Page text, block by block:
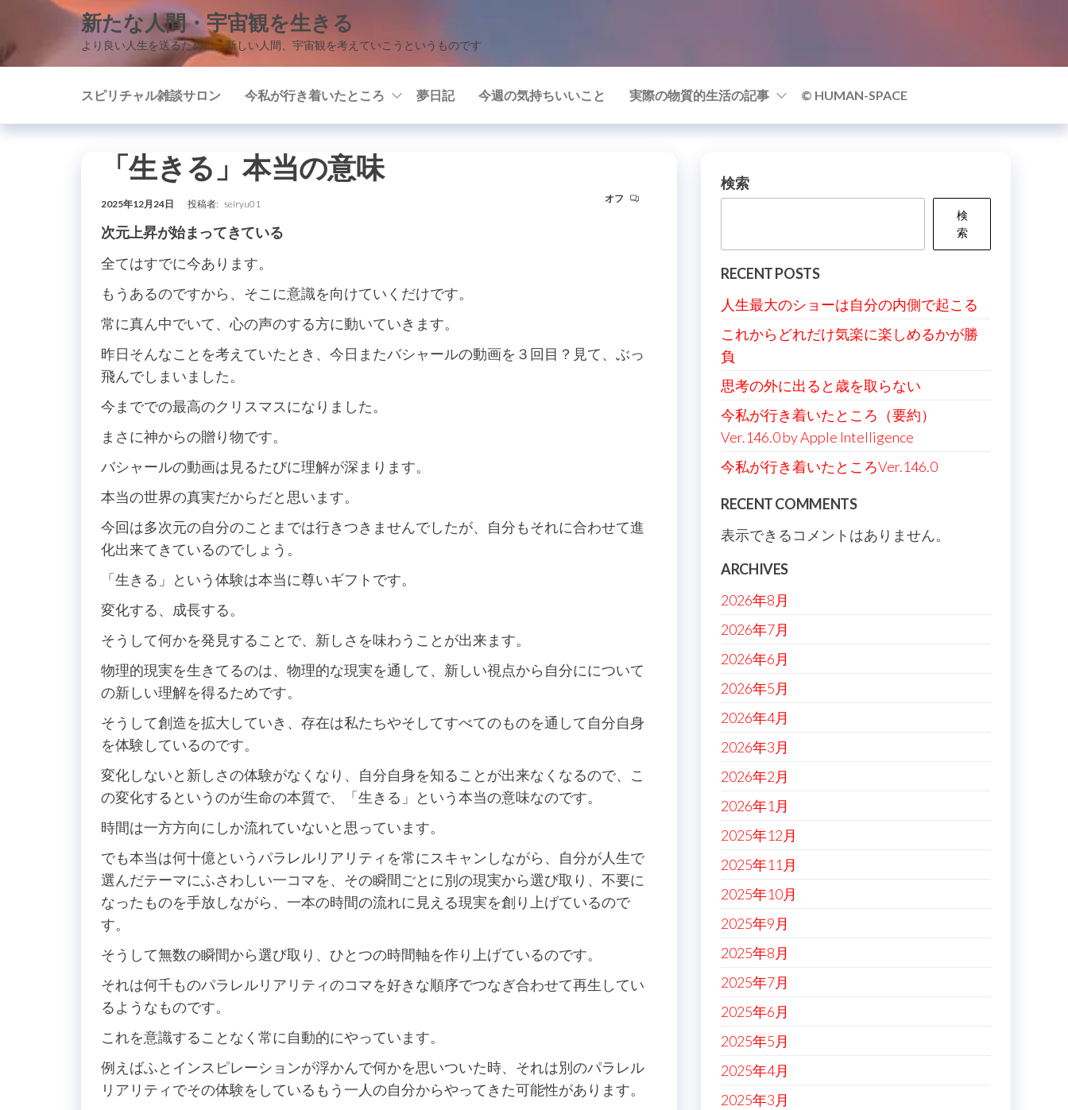
テ
に
新たな人間・宇宙観を生きる
より良い人生を送るために、新しい人間、宇宙観を考えていこうというものです
スピリチャル雑談サロン 今私が行き着いたところ 夢日記 今週の気持ちいいこと 実際の物質的生活の記事 © HUMAN-SPACE
「生きる」本当の意味
2025年12月24日 投稿者: seiryu01 オフ
次元上昇が始まってきている
全てはすでに今あります。
もうあるのですから、そこに意識を向けていくだけです。
常に真ん中でいて、心の声のする方に動いていきます。
昨日そんなことを考えていたとき、今日またバシャールの動画を３回目？見て、ぶっ
飛んでしまいました。
今まででの最高のクリスマスになりました。
まさに神からの贈り物です。
バシャールの動画は見るたびに理解が深まります。
本当の世界の真実だからだと思います。
今回は多次元の自分のことまでは行きつきませんでしたが、自分もそれに合わせて進
化出来てきているのでしょう。
「生きる」という体験は本当に尊いギフトです。
変化する、成長する。
そうして何かを発見することで、新しさを味わうことが出来ます。
物理的現実を生きてるのは、物理的な現実を通して、新しい視点から自分にについて
の新しい理解を得るためです。
そうして創造を拡大していき、存在は私たちやそしてすべてのものを通して自分自身
を体験しているのです。
変化しないと新しさの体験がなくなり、自分自身を知ることが出来なくなるので、こ
の変化するというのが生命の本質で、「生きる」という本当の意味なのです。
時間は一方方向にしか流れていないと思っています。
でも本当は何十億というパラレルリアリティを常にスキャンしながら、自分が人生で
選んだテーマにふさわしい一コマを、その瞬間ごとに別の現実から選び取り、不要に
なったものを手放しながら、一本の時間の流れに見える現実を創り上げているので
す。
そうして無数の瞬間から選び取り、ひとつの時間軸を作り上げているのです。
それは何千ものパラレルリアリティのコマを好きな順序でつなぎ合わせて再生してい
るようなものです。
これを意識することなく常に自動的にやっています。
例えばふとインスピレーションが浮かんで何かを思いついた時、それは別のパラレル
リアリティでその体験をしているもう一人の自分からやってきた可能性があります。
検索
検
索
RECENT POSTS
人生最大のショーは自分の内側で起こる
これからどれだけ気楽に楽しめるかが勝
負
思考の外に出ると歳を取らない
今私が行き着いたところ（要約）
Ver.146.0 by Apple Intelligence
今私が行き着いたところVer.146.0
RECENT COMMENTS
表示できるコメントはありません。
ARCHIVES
2026年8月
2026年7月
2026年6月
2026年5月
2026年4月
2026年3月
2026年2月
2026年1月
2025年12月
2025年11月
2025年10月
2025年9月
2025年8月
2025年7月
2025年6月
2025年5月
2025年4月
2025年3月